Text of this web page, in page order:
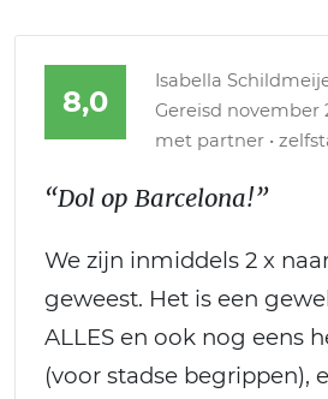
8,0
Isabella
Gereisd november
met partner •
“Dol op Barcelona!”
We zijn inmiddels 2 x
geweest. Het is een
ALLES en ook nog eens
(voor stadse begrippen),